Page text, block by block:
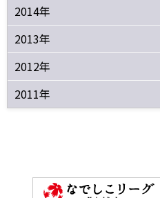
2014年
2013年
2012年
2011年